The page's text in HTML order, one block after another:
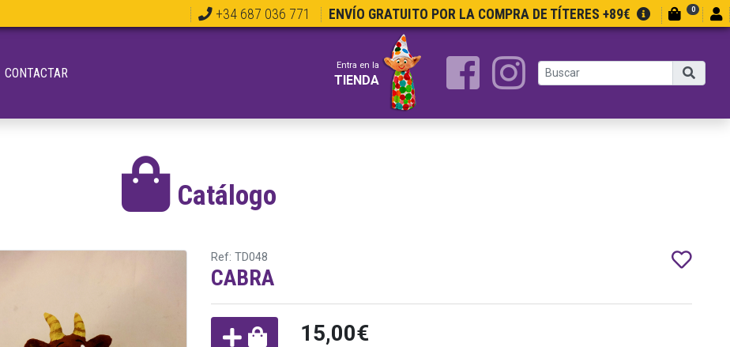
+34 687 036 771 ENVÍO GRATUITO POR LA COMPRA DE TÍTERES +89€ 0
CONTACTAR Entra en la
TIENDA
Catálogo
Ref: TD048
CABRA
15,00€